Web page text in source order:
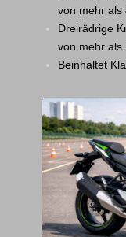
von mehr als
Dreirädrige
von mehr als
Beinhaltet